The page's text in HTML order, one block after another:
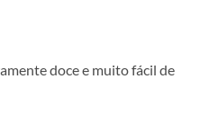
doce e muito fácil de